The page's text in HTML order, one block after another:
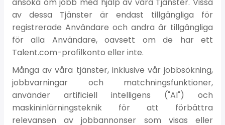
av dessa Tjänster är endast tillgängliga för
registrerade Användare och andra är tillgängliga
för alla Användare, oavsett om de har ett
Talent.com-profilkonto eller inte.
Många av våra tjänster, inklusive vår jobbsökning,
jobbvarningar och matchningsfunktioner,
använder artificiell intelligens ("AI") och
maskininlärningsteknik för att förbättra
relevansen av jobbannonser som visas eller